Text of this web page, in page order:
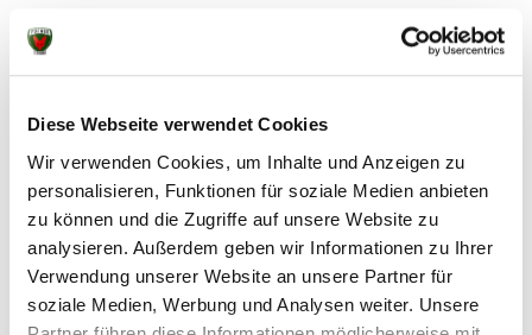
Diese Webseite verwendet Cookies
Wir verwenden Cookies, um Inhalte und Anzeigen zu
personalisieren, Funktionen für soziale Medien anbieten
zu können und die Zugriffe auf unsere Website zu
analysieren. Außerdem geben wir Informationen zu Ihrer
Verwendung unserer Website an unsere Partner für
soziale Medien, Werbung und Analysen weiter. Unsere
Kireev (13 Paraden, 2 Siebenmeter), Freihöfer 5,
Andersson 3, Lindberg 3/3, Gidsel 3, Av Teigum 3,
Langhoff 2, Beneke 2, Jacobs 2, Marsenic 1
Chambery:Hodzic (12 Paraden, 2 Siebenmeter), Richert
5, Goni Leoz 4, Anquetil 4, Costoya 3, Tissot 3, Traore 1,
Skube 1, Brouzet 1
Trainer Jaron Siewert: „Es war heute ein extrem
schweres Spiel für uns. Wir haben vorne keine
Lösungen gefunden, dafür bin ich aber sehr stolz auf